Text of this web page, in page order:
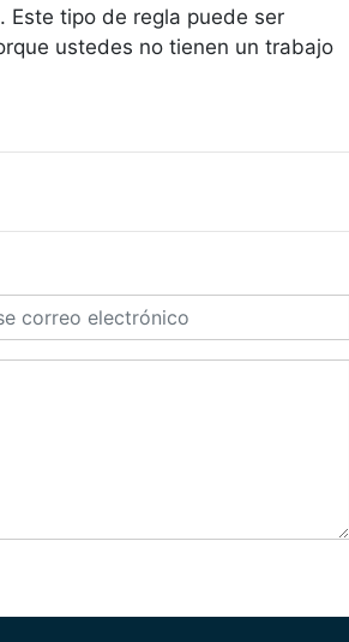
Este tipo de regla puede ser
ustedes no tienen un trabajo